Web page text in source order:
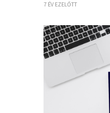
7 ÉV EZELŐTT